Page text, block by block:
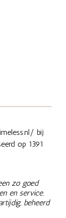
bij
op 1391
zo goed
en service.
beheerd